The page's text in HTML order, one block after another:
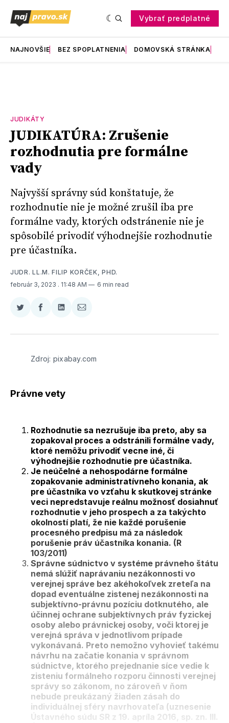
Vybrať predplatné
NAJNOVŠIE BEZ SPOPLATNENIA DOMOVSKÁ STRÁNKA
JUDIKÁTY
JUDIKATÚRA: Zrušenie
rozhodnutia pre formálne
vady
Najvyšší správny súd konštatuje, že
rozhodnutie nie je možné zrušil iba pre
formálne vady, ktorých odstránenie nie je
spôsobilé privodiť výhodnejšie rozhodnutie
pre účastníka.
JUDR. LL.M. FILIP KORČEK, PHD.
február 3, 2023 . 11:48 AM 6 min read
Zdieľať
Twitter
Zdieľať
Facebooku
Zdieľať
LinkedIne
Zdieľať
E-
Zdroj: pixabay.com
Právne vety
Rozhodnutie sa nezrušuje iba preto, aby sa
zopakoval proces a odstránili formálne vady,
ktoré nemôžu privodiť vecne iné, či
výhodnejšie rozhodnutie pre účastníka.
Je neúčelné a nehospodárne formálne
zopakovanie administratívneho konania, ak
pre účastníka vo vzťahu k skutkovej stránke
veci nepredstavuje reálnu možnosť dosiahnuť
rozhodnutie v jeho prospech a za takýchto
okolností platí, že nie každé porušenie
procesného predpisu má za následok
porušenie práv účastníka konania. (R
103/2011)
Správne súdnictvo v systéme právneho štátu
nemá slúžiť naprávaniu nezákonnosti vo
verejnej správe bez akéhokoľvek zreteľa na
dopad eventuálne zistenej nezákonnosti na
subjektívno-právnu pozíciu dotknutého, ale
účinnej ochrane subjektívnych práv fyzickej
osoby alebo právnickej osoby, voči ktorej je
verejná správa v jednotlivom prípade
vykonávaná. Preto nemožno vyhovieť takému
návrhu na začatie konania v správnom
súdnictve, ktorého prejednanie síce vedie k
zisteniu formálneho rozporu činnosti verejnej
správy so zákonom, no zároveň v ňom
nebude preukázaný žiaden zásah do
individuálnej sféry navrhovateľa (uznesenie
Ústavného súdu SR z 19. apríla 2016, sp. zn. III.